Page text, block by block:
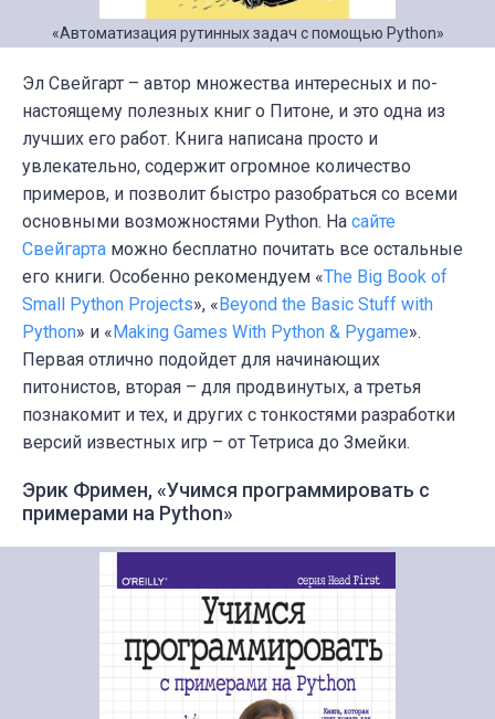
«Автоматизация рутинных задач с помощью Python»
Эл Свейгарт – автор множества интересных и по-
настоящему полезных книг о Питоне, и это одна из
лучших его работ. Книга написана просто и
увлекательно, содержит огромное количество
примеров, и позволит быстро разобраться со всеми
основными возможностями Python. На сайте
Свейгарта можно бесплатно почитать все остальные
его книги. Особенно рекомендуем «The Big Book of
Small Python Projects», «Beyond the Basic Stuff with
Python» и «Making Games With Python & Pygame».
Первая отлично подойдет для начинающих
питонистов, вторая – для продвинутых, а третья
познакомит и тех, и других с тонкостями разработки
версий известных игр – от Тетриса до Змейки.
Эрик Фримен, «Учимся программировать с
примерами на Python»